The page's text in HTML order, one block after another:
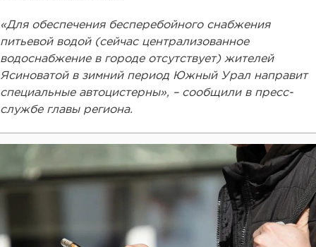
«Для обеспечения бесперебойного снабжения
питьевой водой (сейчас централизованное
водоснабжение в городе отсутствует) жителей
Ясиноватой в зимний период Южный Урал направит
специальные автоцистерны», – сообщили в пресс-
службе главы региона.